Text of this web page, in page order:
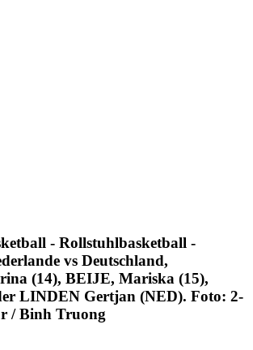
- Rollstuhlbasketball -
vs Deutschland,
(14), BEIJE, Mariska (15),
LINDEN Gertjan (NED). Foto: 2-
/ Binh Truong